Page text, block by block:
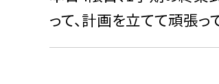
って、計画を立てて頑張っ